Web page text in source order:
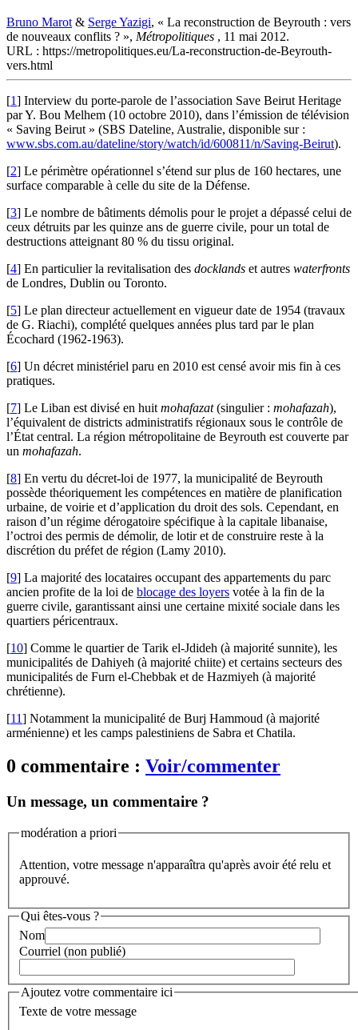
Bruno Marot & Serge Yazigi, « La reconstruction de Beyrouth : vers
de nouveaux conflits ? », Métropolitiques , 11 mai 2012.
URL : https://metropolitiques.eu/La-reconstruction-de-Beyrouth-
vers.html
[1] Interview du porte-parole de l’association Save Beirut Heritage
par Y. Bou Melhem (10 octobre 2010), dans l’émission de télévision
« Saving Beirut » (SBS Dateline, Australie, disponible sur :
www.sbs.com.au/dateline/story/watch/id/600811/n/Saving-Beirut).
[2] Le périmètre opérationnel s’étend sur plus de 160 hectares, une
surface comparable à celle du site de la Défense.
[3] Le nombre de bâtiments démolis pour le projet a dépassé celui de
ceux détruits par les quinze ans de guerre civile, pour un total de
destructions atteignant 80 % du tissu original.
[4] En particulier la revitalisation des docklands et autres waterfronts
de Londres, Dublin ou Toronto.
[5] Le plan directeur actuellement en vigueur date de 1954 (travaux
de G. Riachi), complété quelques années plus tard par le plan
Écochard (1962-1963).
[6] Un décret ministériel paru en 2010 est censé avoir mis fin à ces
pratiques.
[7] Le Liban est divisé en huit mohafazat(singulier : mohafazah),
l’équivalent de districts administratifs régionaux sous le contrôle de
l’État central. La région métropolitaine de Beyrouth est couverte par
un mohafazah.
[8] En vertu du décret-loi de 1977, la municipalité de Beyrouth
possède théoriquement les compétences en matière de planification
urbaine, de voirie et d’application du droit des sols. Cependant, en
raison d’un régime dérogatoire spécifique à la capitale libanaise,
l’octroi des permis de démolir, de lotir et de construire reste à la
discrétion du préfet de région (Lamy 2010).
[9] La majorité des locataires occupant des appartements du parc
ancien profite de la loi de blocage des loyers votée à la fin de la
guerre civile, garantissant ainsi une certaine mixité sociale dans les
quartiers péricentraux.
[10] Comme le quartier de Tarik el-Jdideh (à majorité sunnite), les
municipalités de Dahiyeh (à majorité chiite) et certains secteurs des
municipalités de Furn el-Chebbak et de Hazmiyeh (à majorité
chrétienne).
[11] Notamment la municipalité de Burj Hammoud (à majorité
arménienne) et les camps palestiniens de Sabra et Chatila.
0 commentaire : Voir/commenter
Un message, un commentaire ?
modération a priori
Attention, votre message n'apparaîtra qu'après avoir été relu et
approuvé.
Qui êtes-vous ?
Nom
Courriel (non publié)
Ajoutez votre commentaire ici
Texte de votre message